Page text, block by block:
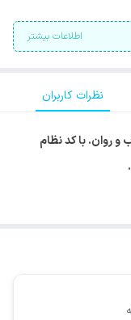
اطلاعات بیشتر
نظرات کاربران
روان. با کد نظام